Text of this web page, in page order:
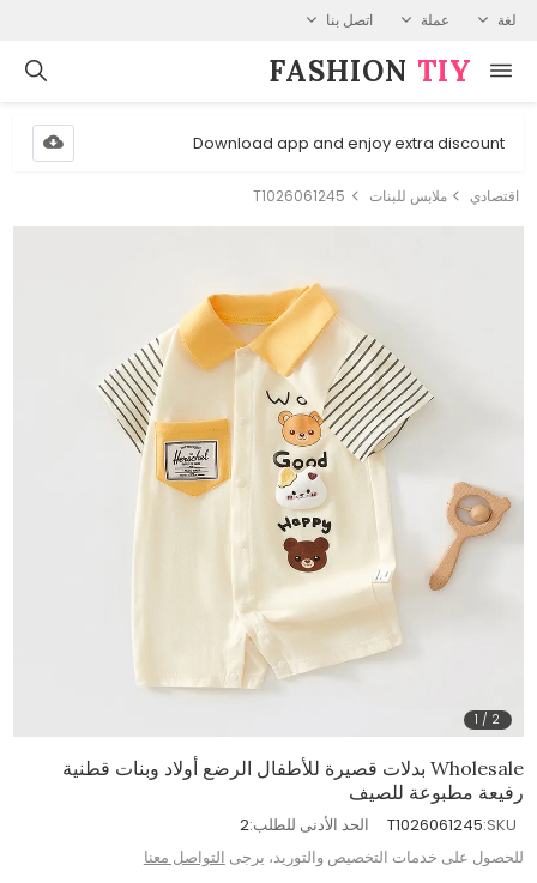
لغة عملة اتصل بنا
FASHION⁠ TIY
Download app and enjoy extra discount
اقتصادي ملابس للبنات T1026061245
1 / 2
Wholesale بدلات قصيرة للأطفال الرضع أولاد وبنات قطنية
رفيعة مطبوعة للصيف
SKU:
T1026061245 الحد الأدنى للطلب:2
للحصول على خدمات التخصيص والتوريد، يرجى التواصل معنا